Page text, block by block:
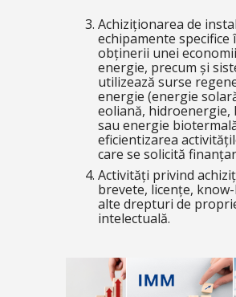
Achiziționarea de
echipamente specifice
obținerii unei
energie, precum și
utilizează surse
energie (energie
eoliană, hidroenergie,
sau energie
eficientizarea
care se solicită
Activități privind
brevete, licențe,
alte drepturi de
intelectuală.